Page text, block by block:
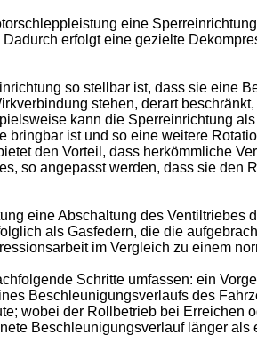
eine
erfolgt eine gezielte
so stellbar ist, dass sie eine
stehen, derart
kann die Sperreinrichtung
ist und so eine weitere
den Vorteil, dass herkömmliche
so angepasst werden, dass sie den
eine Abschaltung des Ventiltriebes
als Gasfedern, die die
im Vergleich zu einem
Schritte umfassen: ein
Beschleunigungsverlaufs des
wobei der Rollbetrieb bei Erreichen
Beschleunigungsverlauf länger